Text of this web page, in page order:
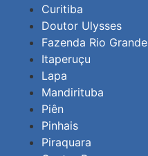
Curitiba
Doutor Ulysses
Fazenda Rio Grande
Itaperuçu
Lapa
Mandirituba
Piên
Pinhais
Piraquara